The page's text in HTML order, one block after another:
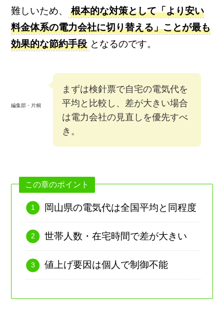
難しいため、
根本的な対策として「より安い
料金体系の電力会社に切り替える」ことが最も
効果的な節約手段 となるのです。
編集部・片桐
まずは検針票で自宅の電気代を
平均と比較し、差が大きい場合
は電力会社の見直しを優先すべ
き。
この章のポイント
岡山県の電気代は全国平均と同程度
世帯人数・在宅時間で差が大きい
値上げ要因は個人で制御不能